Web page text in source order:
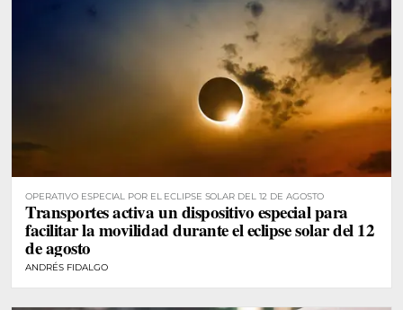
OPERATIVO ESPECIAL POR EL ECLIPSE SOLAR DEL 12 DE AGOSTO
Transportes activa un dispositivo especial para
facilitar la movilidad durante el eclipse solar del 12
de agosto
ANDRÉS FIDALGO